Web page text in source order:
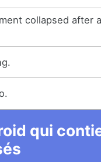
collapsed after
qui